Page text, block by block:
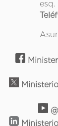
esq.